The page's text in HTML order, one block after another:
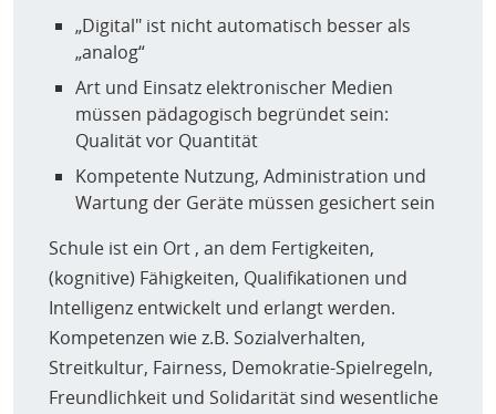
„Digital" ist nicht automatisch besser als
„analog“
Art und Einsatz elektronischer Medien
müssen pädagogisch begründet sein:
Qualität vor Quantität
Kompetente Nutzung, Administration und
Wartung der Geräte müssen gesichert sein
Schule ist ein Ort , an dem Fertigkeiten,
(kognitive) Fähigkeiten, Qualifikationen und
Intelligenz entwickelt und erlangt werden.
Kompetenzen wie z.B. Sozialverhalten,
Streitkultur, Fairness, Demokratie-Spielregeln,
Freundlichkeit und Solidarität sind wesentliche